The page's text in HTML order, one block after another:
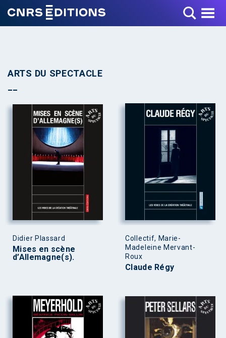
Toggle Menu
ARTS DU SPECTACLE
Didier Plassard
Mises en scène
d’Allemagne(s).
Collectif, Marie-
Madeleine Mervant-
Roux
Claude Régy